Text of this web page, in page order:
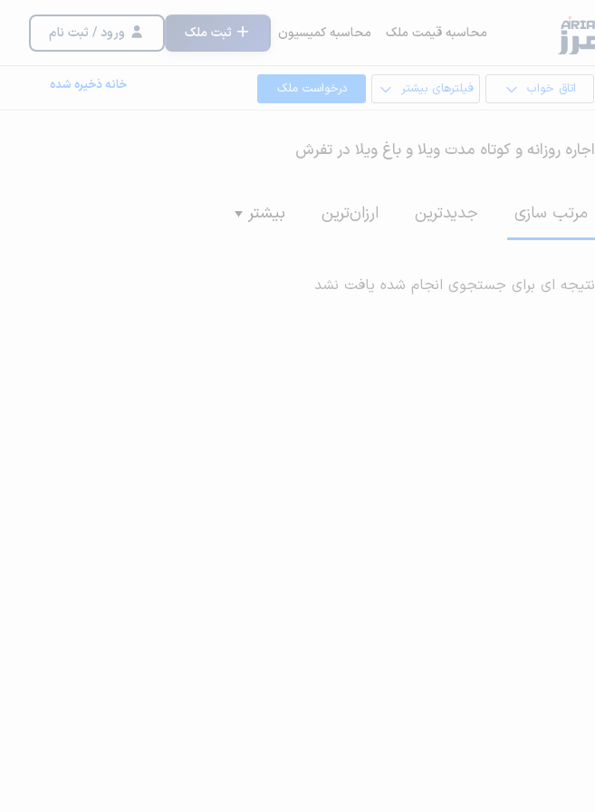
محاسبه قیمت ملک محاسبه کمیسیون ثبت ملک ورود / ثبت نام
اتاق خواب فیلترهای بیشتر درخواست ملک خانه ذخیره شده
اجاره روزانه و کوتاه مدت ویلا و باغ ویلا در تفرش
مرتب سازی جدیدترین ارزان‌ترین بیشتر
نتیجه ای برای جستجوی انجام شده یافت نشد